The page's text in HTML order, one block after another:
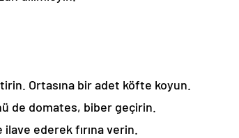
Ortasına bir adet köfte koyun.
de domates, biber geçirin.
ilave ederek fırına verin.